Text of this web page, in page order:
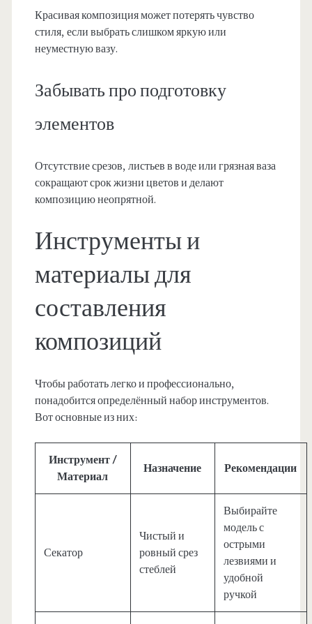
Красивая композиция может потерять чувство
стиля, если выбрать слишком яркую или
неуместную вазу.
Забывать про подготовку
элементов
Отсутствие срезов, листьев в воде или грязная ваза
сокращают срок жизни цветов и делают
композицию неопрятной.
Инструменты и
материалы для
составления
композиций
Чтобы работать легко и профессионально,
понадобится определённый набор инструментов.
Вот основные из них:
Инструмент /
Материал
Назначение Рекомендации
Секатор
Чистый и
ровный срез
стеблей
Выбирайте
модель с
острыми
лезвиями и
удобной
ручкой